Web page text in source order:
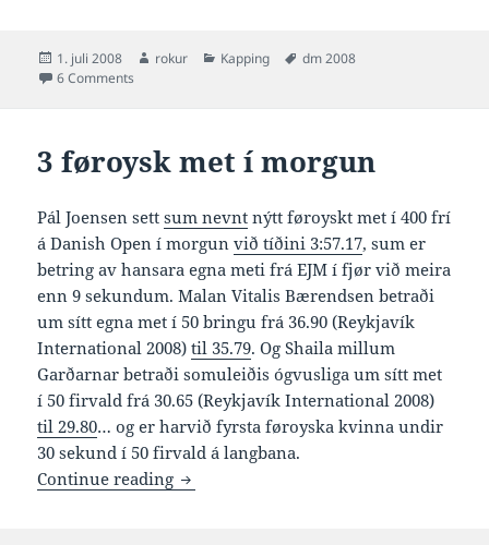
Posted
on
1. juli 2008 Author
rokur Categories
Kapping Tags
dm 2008
6 Comments
3 føroysk met í morgun
Pál Joensen settsum nevnt nýtt føroyskt met í 400 frí
á Danish Open í morgunvið tíðini 3:57.17, sum er
betring av hansara egna meti frá EJM í fjør við meira
enn 9 sekundum. Malan Vitalis Bærendsen betraði
um sítt egna met í 50 bringu frá 36.90 (Reykjavík
International 2008)til 35.79. Og Shaila millum
Garðarnar betraði somuleiðis ógvusliga um sítt met
í 50 firvald frá 30.65 (Reykjavík International 2008)
til 29.80… og er harvið fyrsta føroyska kvinna undir
30 sekund í 50 firvald á langbana.
Continue reading 3 føroysk met í morgun